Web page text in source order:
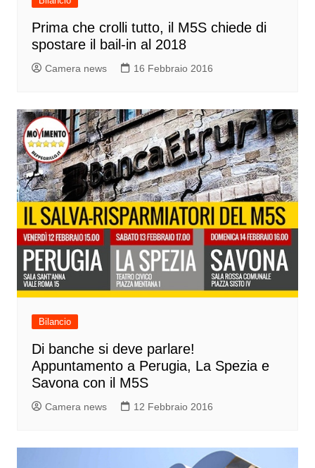
Prima che crolli tutto, il M5S chiede di
spostare il bail-in al 2018
Camera news 16 Febbraio 2016
Bilancio
Di banche si deve parlare!
Appuntamento a Perugia, La Spezia e
Savona con il M5S
Camera news 12 Febbraio 2016